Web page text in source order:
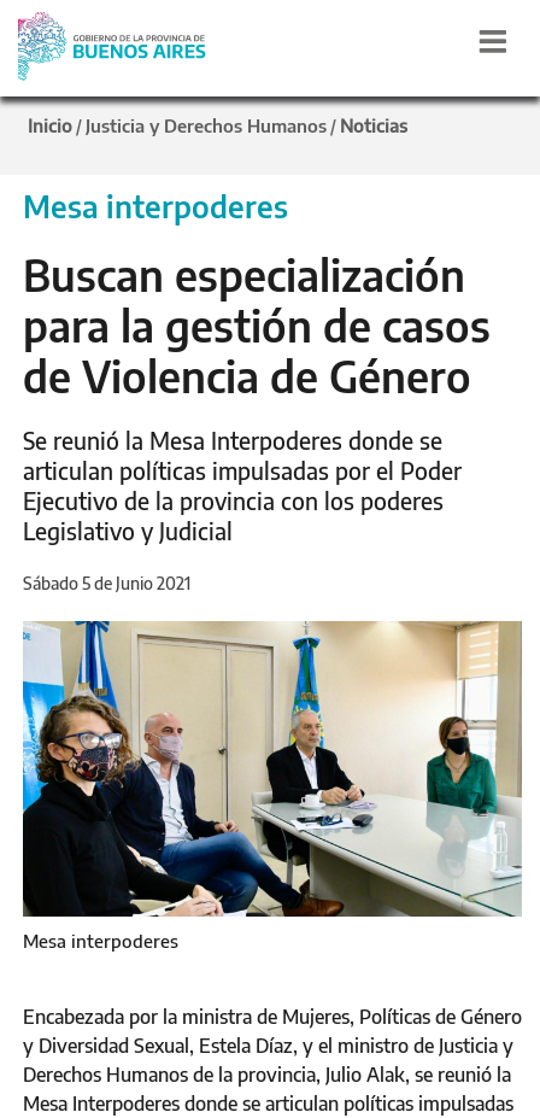
Inicio / Justicia y Derechos Humanos / Noticias
Mesa interpoderes
Buscan especialización
para la gestión de casos
de Violencia de Género
Se reunió la Mesa Interpoderes donde se
articulan políticas impulsadas por el Poder
Ejecutivo de la provincia con los poderes
Legislativo y Judicial
Sábado 5 de Junio 2021
Mesa interpoderes
Encabezada por la ministra de Mujeres, Políticas de Género
y Diversidad Sexual, Estela Díaz, y el ministro de Justicia y
Derechos Humanos de la provincia, Julio Alak, se reunió la
Mesa Interpoderes donde se articulan políticas impulsadas